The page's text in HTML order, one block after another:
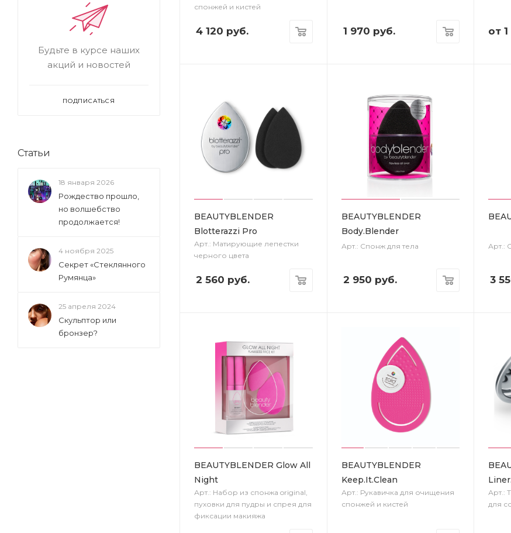
спонжей и кистей
4 120 руб. 1 970 руб. от
BEAUTYBLENDER
Blotterazzi Pro
Арт.: Матирующие лепестки
черного цвета
2 560 руб.
BEAUTYBLENDER
Body.Blender
Арт.: Спонж для тела
2 950 руб.
Арт.:
3
BEAUTYBLENDER Glow All
Night
Арт.: Набор из спонжа original,
пуховки для пудры и спрея для
фиксации макияжа
BEAUTYBLENDER
Keep.It.Clean
Арт.: Рукавичка для очищения
спонжей и кистей
Арт.:
для
Будьте в курсе наших
акций и новостей
ПОДПИСАТЬСЯ
Статьи
18 января 2026
Рождество прошло,
но волшебство
продолжается!
4 ноября 2025
Секрет «Стеклянного
Румянца»
25 апреля 2024
Скульптор или
бронзер?